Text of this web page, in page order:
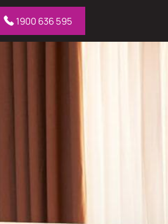
1900 636 595